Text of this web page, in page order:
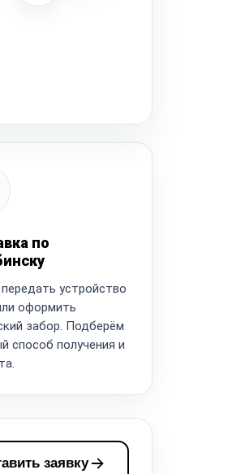
по
устройство
оформить
забор. Подберём
способ получения и
заявку